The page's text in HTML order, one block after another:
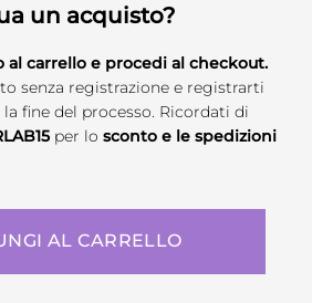
un acquisto?
carrello e procedi al checkout.
senza registrazione e registrarti
fine del processo. Ricordati di
per losconto e le spedizioni
AL CARRELLO